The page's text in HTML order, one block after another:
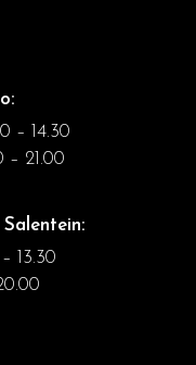
– 14.30
– 21.00
13.30